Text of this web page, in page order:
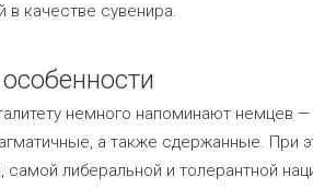
в качестве сувенира.
немного напоминают немцев
а также сдержанные. При
самой либеральной и толерантной